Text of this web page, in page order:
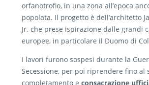
orfanotrofio, in una zona all’epoca
popolata. Il progetto è dell’architetto
Jr. che prese ispirazione dalle grandi
europee, in particolare il Duomo di
I lavori furono sospesi durante la
Secessione, per poi riprendere fino al
completamento e consacrazione